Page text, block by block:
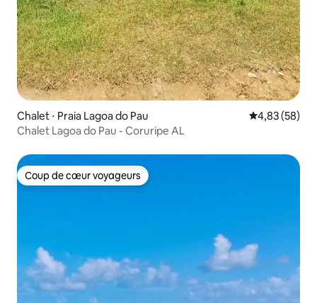
Chalet ⋅ Praia Lagoa do Pau Évaluation
4,83 (58)
Chalet Lagoa do Pau - Coruripe AL
Coup de cœur voyageurs
Coup de cœur voyageurs